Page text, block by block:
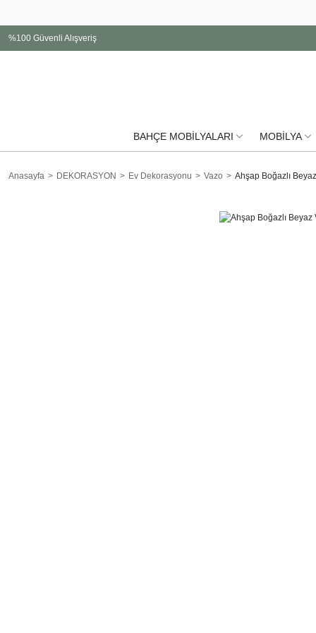
%100 Güvenli Alışveriş
BAHÇE MOBİLYALARI MOBİLYA
Anasayfa DEKORASYON Ev Dekorasyonu Vazo Ahşap Boğazlı